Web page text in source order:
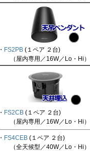
・ FS2PB (１ペア ２台)
（屋内専用／16W／Lo・Hi）
・ FS2CB (１ペア ２台)
（屋内専用／16W／Lo・Hi）
・ FS4CEB (１ペア ２台)
（全天候型／40W／Lo・Hi）